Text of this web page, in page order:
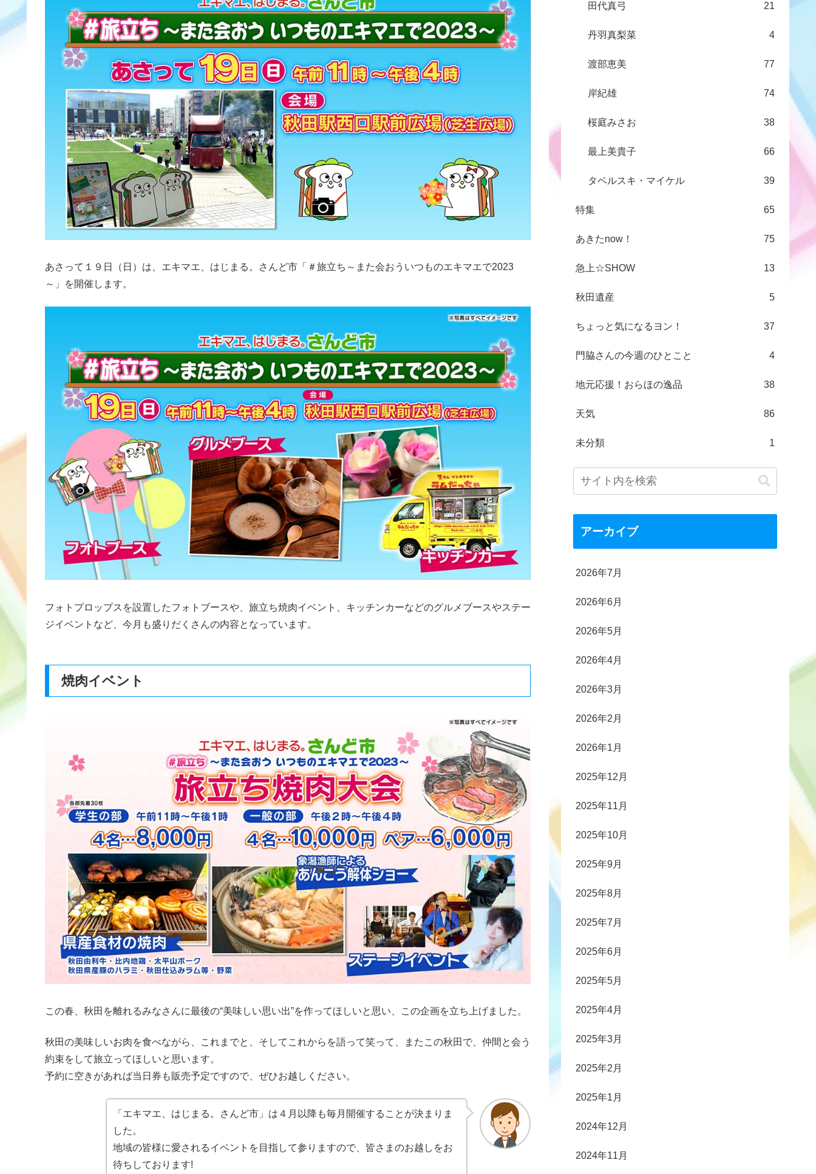
あさって１９日（日）は、エキマエ、はじまる。さんど市「＃旅立ち～また会おういつものエキマエで2023
～」を開催します。
フォトプロップスを設置したフォトブースや、旅立ち焼肉イベント、キッチンカーなどのグルメブースやステー
ジイベントなど、今月も盛りだくさんの内容となっています。
焼肉イベント
この春、秋田を離れるみなさんに最後の“美味しい思い出”を作ってほしいと思い、この企画を立ち上げました。
秋田の美味しいお肉を食べながら、これまでと、そしてこれからを語って笑って、またこの秋田で、仲間と会う
約束をして旅立ってほしいと思います。
予約に空きがあれば当日券も販売予定ですので、ぜひお越しください。
「エキマエ、はじまる。さんど市」は４月以降も毎月開催することが決まりま
した。
地域の皆様に愛されるイベントを目指して参りますので、皆さまのお越しをお
待ちしております!
田代真弓 21
丹羽真梨菜 4
渡部恵美 77
岸紀雄 74
桜庭みさお 38
最上美貴子 66
タベルスキ・マイケル 39
特集 65
あきたnow！ 75
急上☆SHOW 13
秋田遺産 5
ちょっと気になるヨン！ 37
門脇さんの今週のひとこと 4
地元応援！おらほの逸品 38
天気 86
未分類 1
アーカイブ
2026年7月
2026年6月
2026年5月
2026年4月
2026年3月
2026年2月
2026年1月
2025年12月
2025年11月
2025年10月
2025年9月
2025年8月
2025年7月
2025年6月
2025年5月
2025年4月
2025年3月
2025年2月
2025年1月
2024年12月
2024年11月